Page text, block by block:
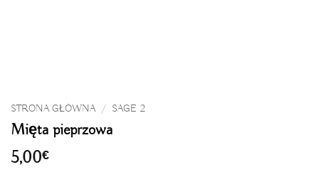
STRONA GŁÓWNA / SAGE 2
Mięta pieprzowa
5,00€